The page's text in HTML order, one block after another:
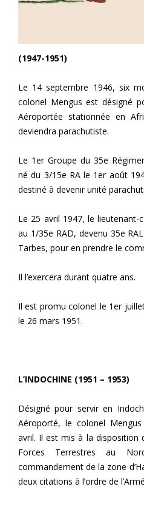
(1947-1951)
Le 14 septembre 1946, six
colonel Mengus est désigné
Aéroportée stationnée en
deviendra parachutiste.
Le 1er Groupe du 35e
né du 3/15e RA le 1er août
destiné à devenir unité
Le 25 avril 1947, le lieutenant-
au 1/35e RAD, devenu 35e
Tarbes, pour en prendre le
Il l’exercera durant quatre ans.
Il est promu colonel le 1er
le 26 mars 1951.
L’INDOCHINE (1951 – 1953)
Désigné pour servir en
Aéroporté, le colonel
avril. Il est mis à la disposition
Forces Terrestres au
commandement de la zone
deux citations à l’ordre de